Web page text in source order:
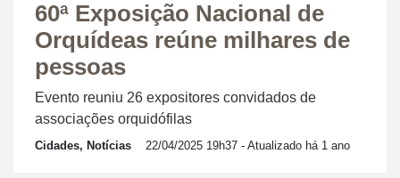
60ª Exposição Nacional de
Orquídeas reúne milhares de
pessoas
Evento reuniu 26 expositores convidados de
associações orquidófilas
Cidades, Notícias 22/04/2025 19h37 - Atualizado há 1 ano